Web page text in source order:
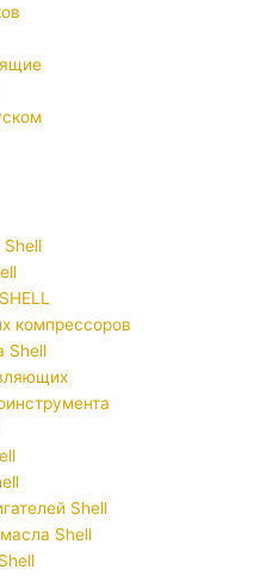
компрессоров
Shell
Shell
Shell